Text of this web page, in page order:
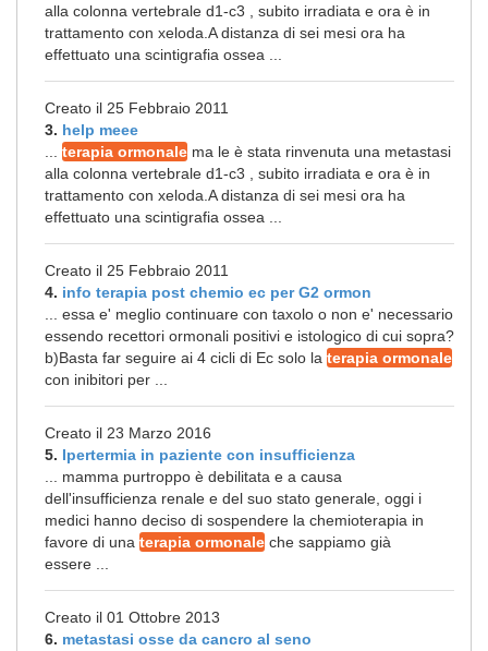
alla colonna vertebrale d1-c3 , subito irradiata e ora è in
trattamento con xeloda.A distanza di sei mesi ora ha
effettuato una scintigrafia ossea ...
Creato il 25 Febbraio 2011
3. help meee
terapia ormonale ma le è stata rinvenuta una metastasi
alla colonna vertebrale d1-c3 , subito irradiata e ora è in
trattamento con xeloda.A distanza di sei mesi ora ha
effettuato una scintigrafia ossea ...
Creato il 25 Febbraio 2011
4. info terapia post chemio ec per G2 ormon
... essa e' meglio continuare con taxolo o non e' necessario
essendo recettori ormonali positivi e istologico di cui sopra?
b)Basta far seguire ai 4 cicli di Ec solo la terapia ormonale
con inibitori per ...
Creato il 23 Marzo 2016
5. Ipertermia in paziente con insufficienza
... mamma purtroppo è debilitata e a causa
dell'insufficienza renale e del suo stato generale, oggi i
medici hanno deciso di sospendere la chemioterapia in
favore di una terapia ormonale che sappiamo già
essere ...
Creato il 01 Ottobre 2013
6. metastasi osse da cancro al seno